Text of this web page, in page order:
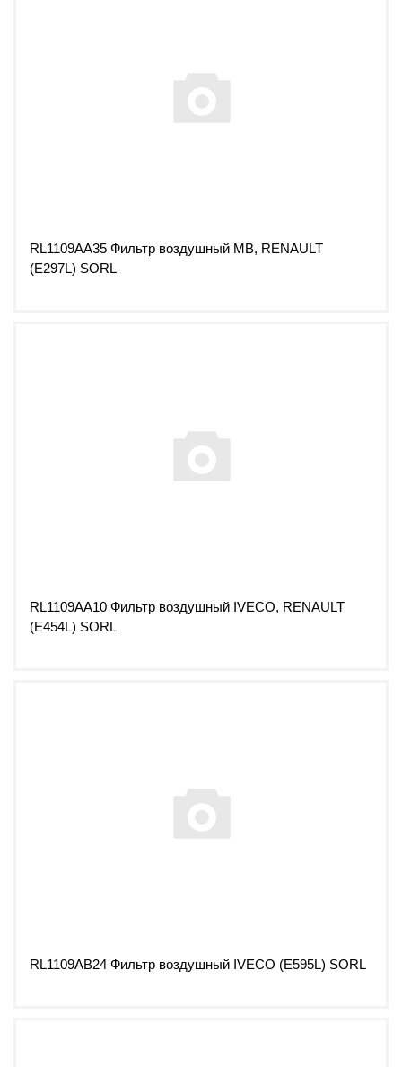
RL1109AA35 Фильтр воздушный MB, RENAULT
(E297L) SORL
RL1109AA10 Фильтр воздушный IVECO, RENAULT
(E454L) SORL
RL1109AB24 Фильтр воздушный IVECO (E595L) SORL